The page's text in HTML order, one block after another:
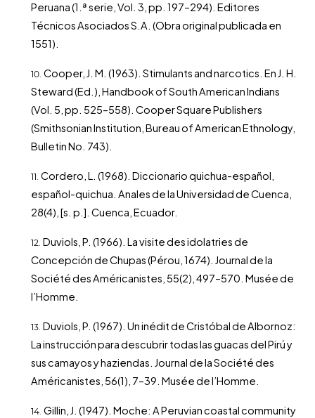
Peruana (1.ª serie, Vol. 3, pp. 197–294). Editores
Técnicos Asociados S.A. (Obra original publicada en
1551).
Cooper, J. M. (1963). Stimulants and narcotics. En J. H.
Steward (Ed.), Handbook of South American Indians
(Vol. 5, pp. 525–558). Cooper Square Publishers
(Smithsonian Institution, Bureau of American Ethnology,
Bulletin No. 743).
Cordero, L. (1968). Diccionario quichua-español,
español-quichua. Anales de la Universidad de Cuenca,
28(4), [s. p.]. Cuenca, Ecuador.
Duviols, P. (1966). La visite des idolatries de
Concepción de Chupas (Pérou, 1674). Journal de la
Société des Américanistes, 55(2), 497–570. Musée de
l’Homme.
Duviols, P. (1967). Un inédit de Cristóbal de Albornoz:
La instrucción para descubrir todas las guacas del Pirú y
sus camayos y haziendas. Journal de la Société des
Américanistes, 56(1), 7–39. Musée de l’Homme.
Gillin, J. (1947). Moche: A Peruvian coastal community